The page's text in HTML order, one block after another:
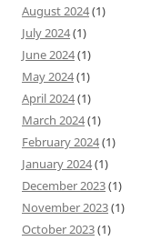
August 2024(1)
July 2024(1)
June 2024(1)
May 2024(1)
April 2024(1)
March 2024(1)
February 2024(1)
January 2024(1)
December 2023(1)
November 2023(1)
October 2023(1)